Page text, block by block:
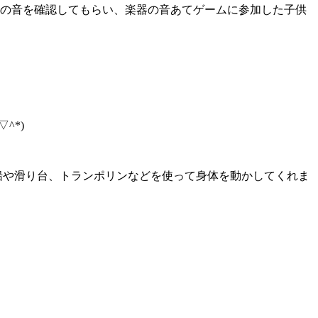
音を確認してもらい、楽器の音あてゲームに参加した子供
滑り台、トランポリンなどを使って身体を動かしてくれま